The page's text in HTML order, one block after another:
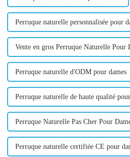
Perruque naturelle personnalisée pour
Vente en gros Perruque Naturelle Pour
Perruque naturelle d'ODM pour dames
Perruque naturelle de haute qualité
Perruque Naturelle Pas Cher Pour
Perruque naturelle certifiée CE pour